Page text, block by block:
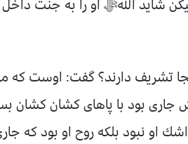
شاید اللهﷻ او را به جنت داخل
تشریف دارند؟ گفت: اوست كه
جاری بود با پاهای كشان
او نبود بلكه روح او بود كه